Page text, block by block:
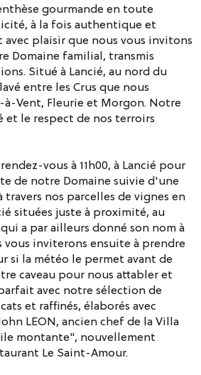
gourmande en toute
à la fois authentique et
avec plaisir que nous vous invitons
Domaine familial, transmis
Situé à Lancié, au nord du
entre les Crus que nous
Vent, Fleurie et Morgon. Notre
et le respect de nos terroirs
vous à 11h00, à Lancié pour
de notre Domaine suivie d'une
travers nos parcelles de vignes en
situées juste à proximité, au
a par ailleurs donné son nom à
vous inviterons ensuite à prendre
si la météo le permet avant de
caveau pour nous attabler et
avec notre sélection de
et raffinés, élaborés avec
LEON, ancien chef de la Villa
montante", nouvellement
Le Saint-Amour.